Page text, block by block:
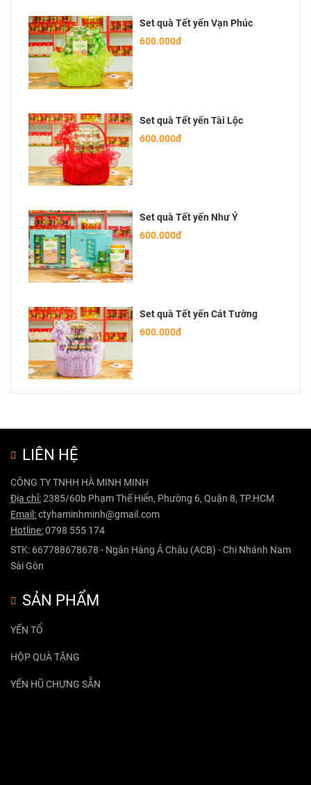
Set quà Tết yến Vạn Phúc
600.000đ
Set quà Tết yến Tài Lộc
600.000đ
Set quà Tết yến Như Ý
600.000đ
Set quà Tết yến Cát Tường
600.000đ
LIÊN HỆ
CÔNG TY TNHH HÀ MINH MINH
Địa chỉ:2385/60b Phạm Thế Hiển, Phường 6, Quận 8, TP.HCM
Email:ctyhaminhminh@gmail.com
Hotline:0798 555 174
STK: 667788678678 - Ngân Hàng Á Châu (ACB) - Chi Nhánh Nam
Sài Gòn
SẢN PHẨM
YẾN TỔ
HỘP QUÀ TẶNG
YẾN HŨ CHƯNG SẴN